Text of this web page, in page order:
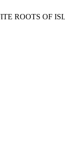
ROOTS OF